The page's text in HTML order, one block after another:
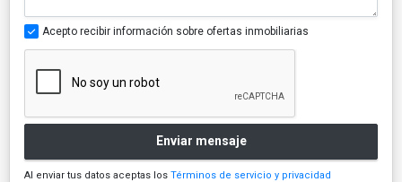
Acepto recibir información sobre ofertas inmobiliarias
Enviar mensaje
Al enviar tus datos aceptas los Términos de servicio y privacidad